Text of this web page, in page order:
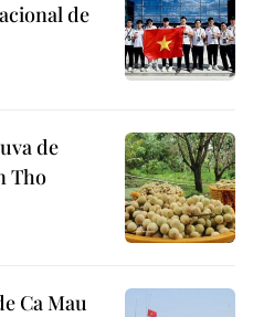
de
de
Tho
Ca Mau